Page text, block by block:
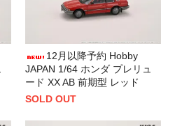
12月以降予約 Hobby
JAPAN 1/64 ホンダ プレリュ
ード XX AB 前期型 レッド
SOLD OUT